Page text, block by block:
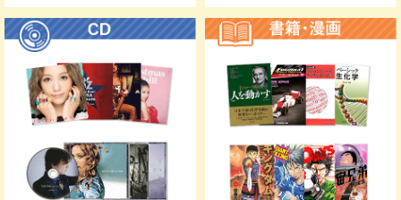
住民基本台帳カー
ド（写真付き）
福祉手帳（身体障
がい者手帳）
特別永住者証明書